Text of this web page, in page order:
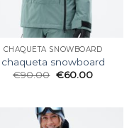
CHAQUETA SNOWBOARD
chaqueta snowboard
€90.00 €60.00